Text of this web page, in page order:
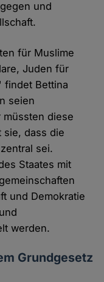
und
für Muslime
Juden für
findet Bettina
seien
diese
sie, dass die
sei.
Staates mit
und Demokratie
werden.
Grundgesetz